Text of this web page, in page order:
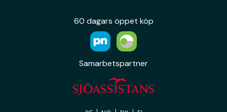
60 dagars öppet köp
Samarbetspartner